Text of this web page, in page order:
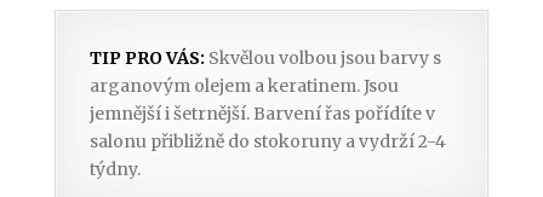
TIP PRO VÁS: Skvělou volbou jsou barvy s
arganovým olejem a keratinem. Jsou
jemnější i šetrnější. Barvení řas pořídíte v
salonu přibližně do stokoruny a vydrží 2-4
týdny.